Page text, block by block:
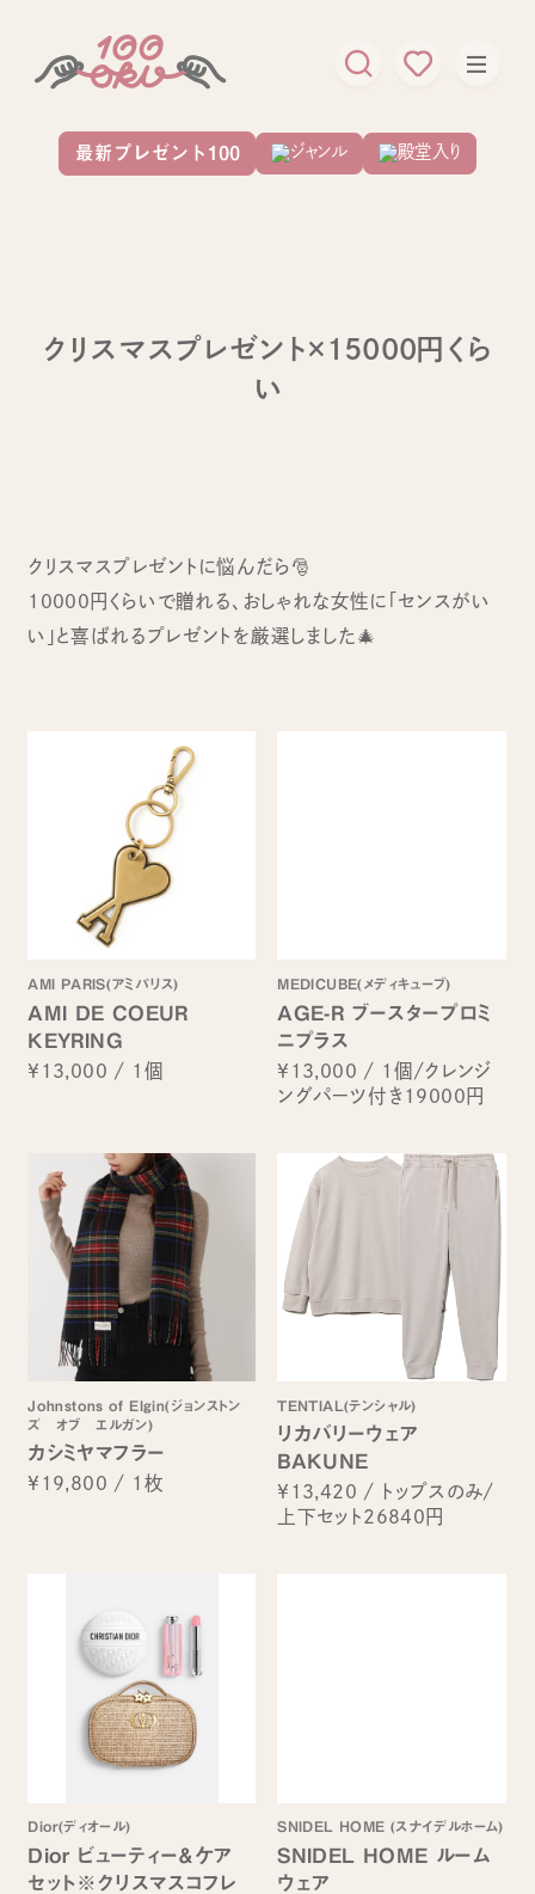
クリスマスプレゼント×15000円くら
い
クリスマスプレゼントに悩んだら🎅
10000円くらいで贈れる、おしゃれな女性に「センスがい
い」と喜ばれるプレゼントを厳選しました🎄
AMI PARIS(アミパリス)
AMI DE COEUR
KEYRING
¥13,000 / 1個
MEDICUBE(メディキューブ)
AGE-R ブースタープロミ
ニプラス
¥13,000 / 1個/クレンジ
ングパーツ付き19000円
Johnstons of Elgin(ジョンストン
ズ オブ エルガン)
カシミヤマフラー
¥19,800 / 1枚
TENTIAL(テンシャル)
リカバリーウェア
BAKUNE
¥13,420 /
トップスのみ/
上下セット26840円
Dior(ディオール)
Dior ビューティー＆ケア
セット※クリスマスコフレ
SNIDEL HOME (スナイデルホーム)
SNIDEL HOME ルーム
ウェア